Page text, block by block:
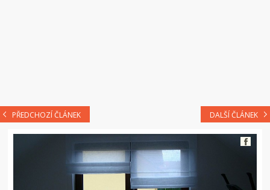
PŘEDCHOZÍ ČLÁNEK DALŠÍ ČLÁNEK